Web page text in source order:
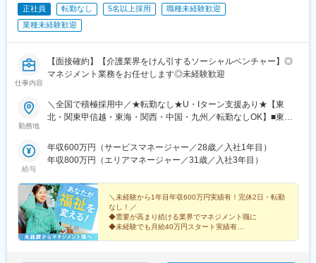
正社員 転勤なし 5名以上採用
職種未経験歓迎
業種未経験歓迎
仕事内容
【面接確約】【介護業界をけん引するソーシャルベンチャー】◎
マネジメント業務をお任せします◎未経験歓迎
勤務地
＼全国で積極採用中／★転勤なし★U・Iターン支援あり★【東
北・関東甲信越・東海・関西・中国・九州／転勤なしOK】■東北
木、群馬、埼玉、千葉、東京、神奈川、新潟、富山、山梨、長野■
東海／岐阜、静岡、愛知、三重■関西／滋賀、京都、大阪、兵庫、
奈良、和歌山■中国・四国／岡山、広島、山口、徳島、香川、愛
沖縄★【エリア勤務希望・移住希望の方優遇】：サポート制度も
充実していますので、現在のお住まいに関わらずご希望をお知ら
せください！☆『寮費無料プラン』あり（規定有）：下記勤務地
希望・移住希望の方はお気軽にご相談ください！※【北海道】【東
京都】【神奈川県】【新潟県】【三重県】【滋賀県】【沖縄県】
給与
年収600万円（サービスマネージャー／28歳／入社1年目）
年収800万円（エリアマネージャー／31歳／入社3年目）
＼未経験から1年目年収600万円実績有！完休2日・転勤
なし！／
◆需要が高まり続ける業界でマネジメント職に
◆未経験でも月給40万円スタート実績有